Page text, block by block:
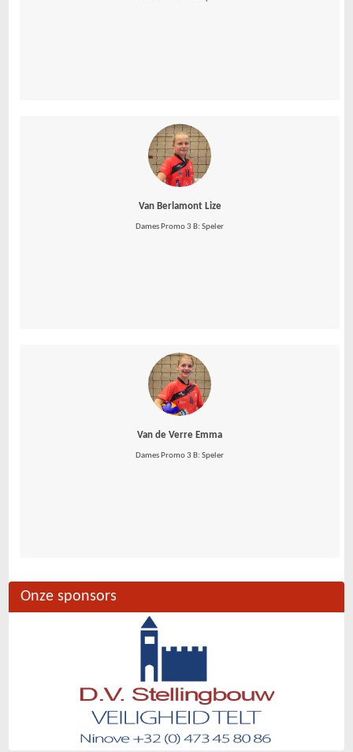
Van Berlamont Lize
Dames Promo 3 B: Speler
Van de Verre Emma
Dames Promo 3 B: Speler
Onze sponsors